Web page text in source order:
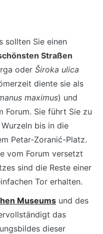
sollten Sie einen
Straßen
oder Široka ulica
diente sie als
maximus) und
Forum. Sie führt Sie zu
bis in die
Petar-Zoranić-Platz.
vom Forum versetzt
sind die Reste einer
Tor erhalten.
Museums und des
das
dieser